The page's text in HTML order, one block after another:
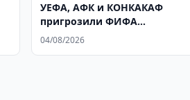
УЕФА, АФК и КОНКАКАФ
пригрозили ФИФА
альтернативными турнирами
04/08/2026